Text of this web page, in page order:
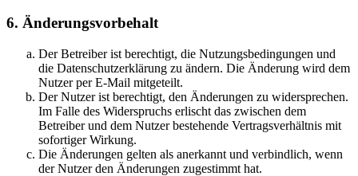
6. Änderungsvorbehalt
Der Betreiber ist berechtigt, die Nutzungsbedingungen und
die Datenschutzerklärung zu ändern. Die Änderung wird dem
Nutzer per E-Mail mitgeteilt.
Der Nutzer ist berechtigt, den Änderungen zu widersprechen.
Im Falle des Widerspruchs erlischt das zwischen dem
Betreiber und dem Nutzer bestehende Vertragsverhältnis mit
sofortiger Wirkung.
Die Änderungen gelten als anerkannt und verbindlich, wenn
der Nutzer den Änderungen zugestimmt hat.